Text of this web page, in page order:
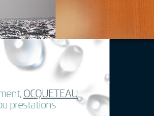
OCQUETEAU
prestations